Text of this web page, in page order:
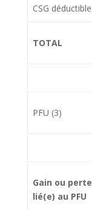
CSG déductible
TOTAL
PFU (3)
Gain ou perte
lié(e) au PFU